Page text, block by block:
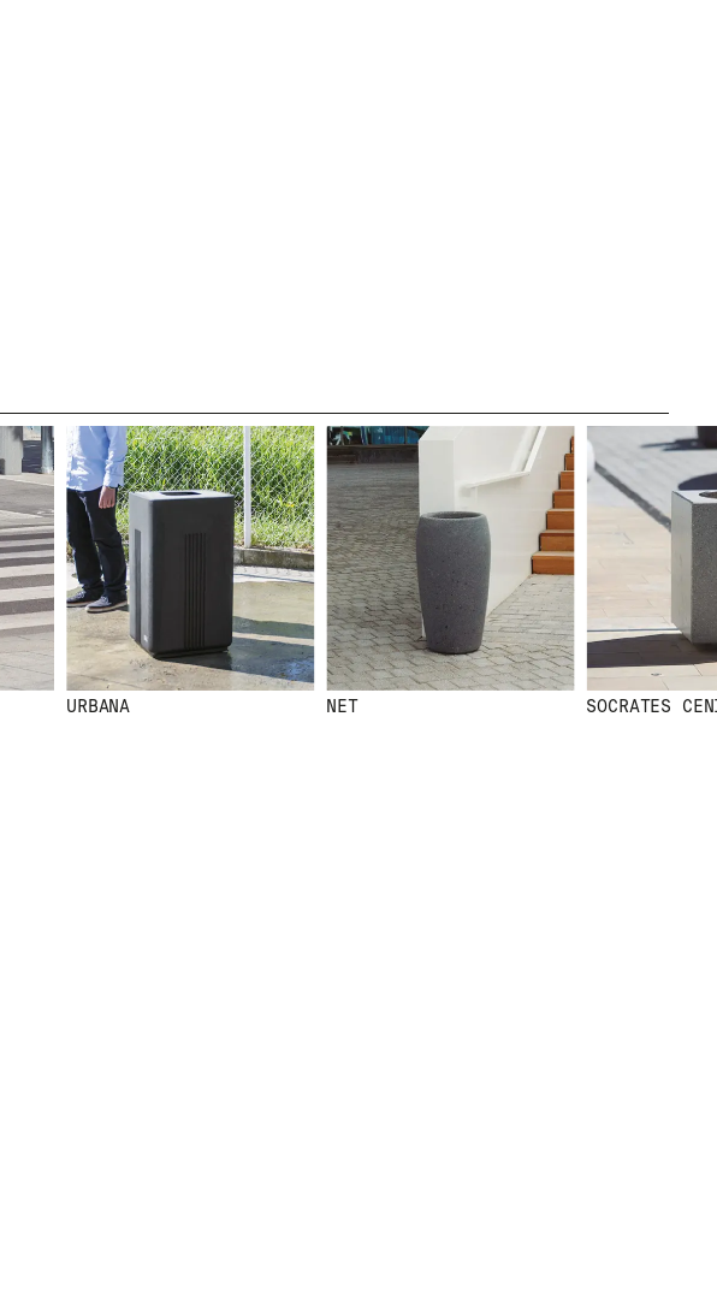
URBANA NET SOCRATES
GO TO CORPORATE SITE